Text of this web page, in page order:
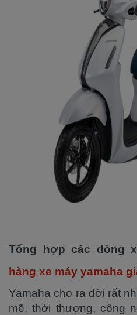
Tổng hợp các dòng
hàng xe máy yamaha
Yamaha cho ra đời rất
mẽ, thời thượng, công